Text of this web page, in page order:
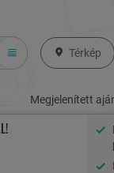
Térkép
Megjelenített